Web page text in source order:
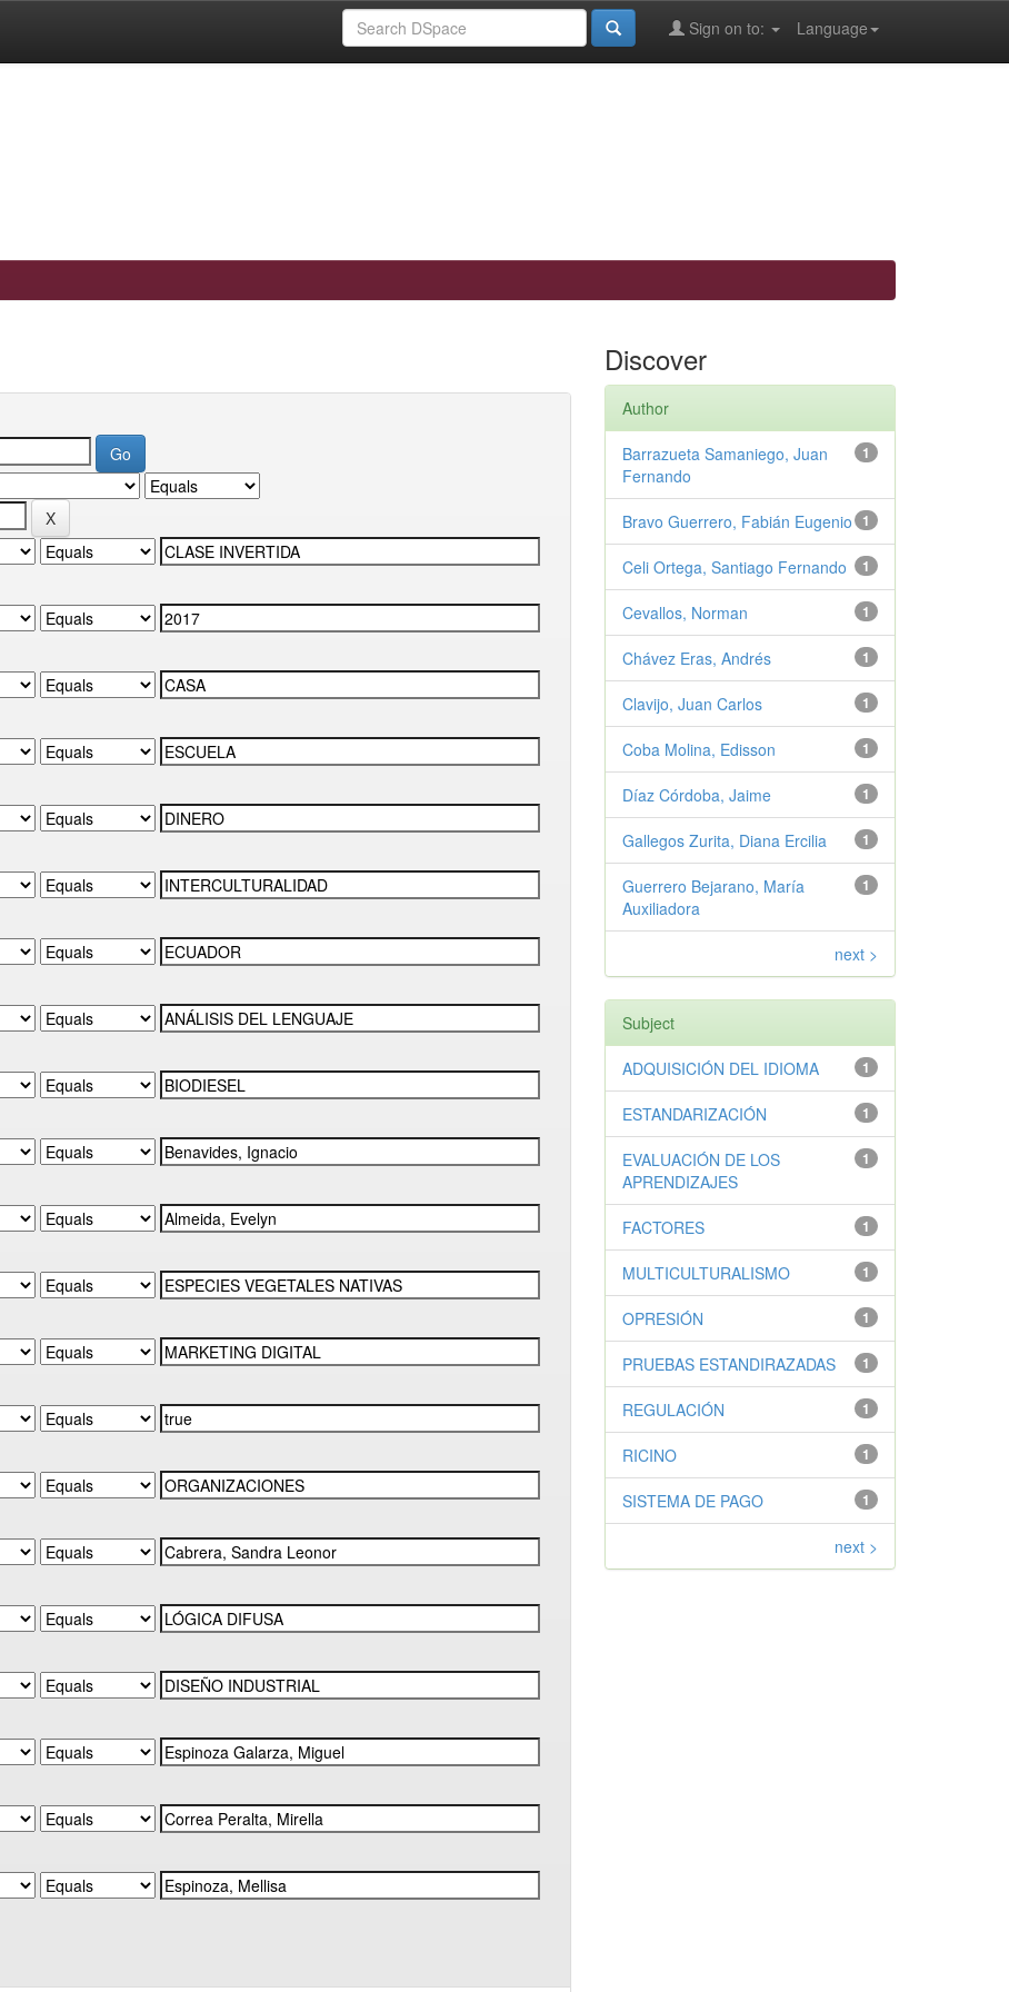
Language
Sign on to:
Discover
Author
1
Barrazueta Samaniego, Juan
Fernando
1
Bravo Guerrero, Fabián Eugenio
1
Celi Ortega, Santiago Fernando
1
Cevallos, Norman
1
Chávez Eras, Andrés
1
Clavijo, Juan Carlos
1
Coba Molina, Edisson
1
Díaz Córdoba, Jaime
1
Gallegos Zurita, Diana Ercilia
1
Guerrero Bejarano, María
Auxiliadora
next >
Subject
1
ADQUISICIÓN DEL IDIOMA
1
ESTANDARIZACIÓN
1
EVALUACIÓN DE LOS
APRENDIZAJES
1
FACTORES
1
MULTICULTURALISMO
1
OPRESIÓN
1
PRUEBAS ESTANDIRAZADAS
1
REGULACIÓN
1
RICINO
1
SISTEMA DE PAGO
next >